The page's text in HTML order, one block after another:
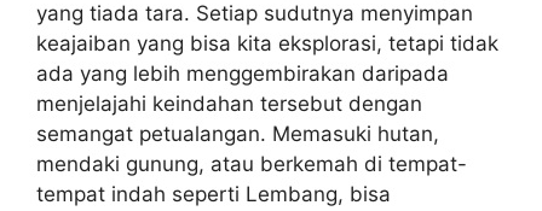
yang tiada tara. Setiap sudutnya menyimpan
keajaiban yang bisa kita eksplorasi, tetapi tidak
ada yang lebih menggembirakan daripada
menjelajahi keindahan tersebut dengan
semangat petualangan. Memasuki hutan,
mendaki gunung, atau berkemah di tempat-
tempat indah seperti Lembang, bisa